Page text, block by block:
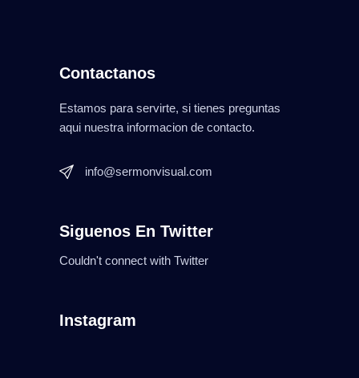
Contactanos
Estamos para servirte, si tienes preguntas
aqui nuestra informacion de contacto.
info@sermonvisual.com
Siguenos En Twitter
Couldn't connect with Twitter
Instagram